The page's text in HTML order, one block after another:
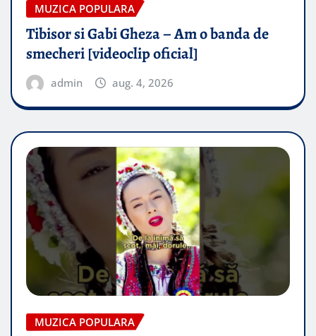
MUZICA POPULARA
Tibisor si Gabi Gheza – Am o banda de
smecheri [videoclip oficial]
admin aug. 4, 2026
MUZICA POPULARA